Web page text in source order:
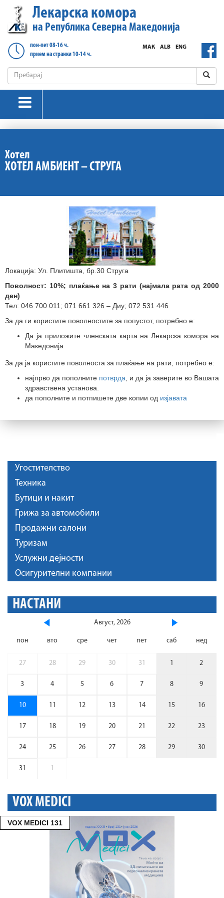
Лекарска комора
на Република Северна Македонија
пон-пет 08-16 ч.
прием на странки 10-14 ч.
ENG
ALB
МАК
Хотел
ХОТЕЛ АМБИЕНТ – СТРУГА
Локација: Ул. Плитишта, бр.30 Струга
Поволност: 10%; плаќање на 3 рати (најмала рата од 2000
ден)
Тел: 046 700 011; 071 661 326 – Диу; 072 531 446
За да ги користите поволностите за попустот, потребно е:
Да ја приложите членската карта на Лекарска комора на
Македонија
За да ја користите поволноста за плаќање на рати, потребно е:
најпрво да пополните потврда , и да ја заверите во Вашата
здравствена установа.
да пополните и потпишете две копии од изјавата
Угостителство
Техника
Бутици и накит
Грижа за автомобили
Продажни салони
Туризам
Услужни дејности
Осигурителни компании
НАСТАНИ
Август, 2026
пон вто сре чет пет саб нед
27 28 29 30 31 1 2
3 4 5 6 7 8 9
10 11 12 13 14 15 16
17 18 19 20 21 22 23
24 25 26 27 28 29 30
31 1
VOX MEDICI
VOX MEDICI 131